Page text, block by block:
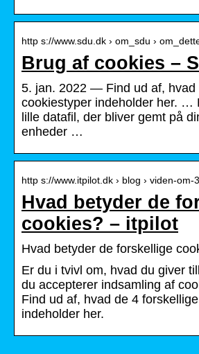
http s://www.sdu.dk › om_sdu ›
Brug af cookies –
5. jan. 2022 — Find ud af, hvad
cookiestyper indeholder her. …
lille datafil, der bliver gemt på
enheder …
http s://www.itpilot.dk › blog › viden-om-
Hvad betyder de
cookies? – itpilot
Hvad betyder de forskellige
Er du i tvivl om, hvad du giver
du accepterer indsamling af
Find ud af, hvad de 4
indeholder her.